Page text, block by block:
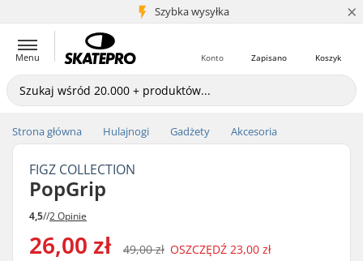
Szybka wysyłka
5+ mln klientów ×
Menu Koszyk
Zapisano
Konto
Strona główna Hulajnogi Gadżety Akcesoria
FIGZ COLLECTION
PopGrip
4,5//2 Opinie
26,00 zł 49,00 zł OSZCZĘDŹ 23,00 zł